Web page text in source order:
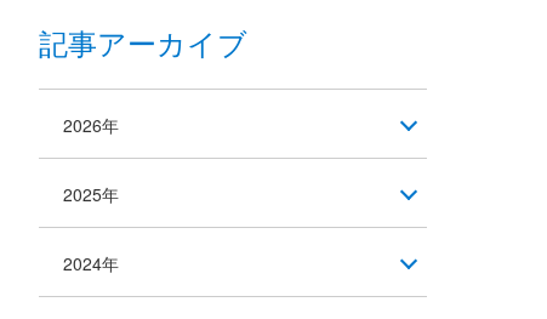
記事アーカイブ
2026年
2025年
2024年